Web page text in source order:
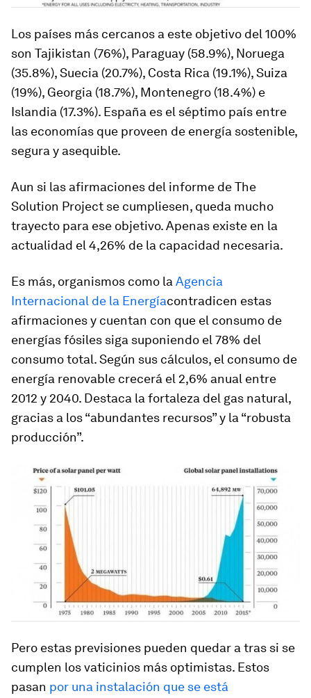
Los países más cercanos a este objetivo del 100%
son Tajikistan (76%), Paraguay (58.9%), Noruega
(35.8%), Suecia (20.7%), Costa Rica (19.1%), Suiza
(19%), Georgia (18.7%), Montenegro (18.4%) e
Islandia (17.3%). España es el séptimo país entre
las economías que proveen de energía sostenible,
segura y asequible.
Aun si las afirmaciones del informe de The
Solution Project se cumpliesen, queda mucho
trayecto para ese objetivo. Apenas existe en la
actualidad el 4,26% de la capacidad necesaria.
Es más, organismos como laAgencia
Internacional de la Energíacontradicen estas
afirmaciones y cuentan con que el consumo de
energías fósiles siga suponiendo el 78% del
consumo total. Según sus cálculos, el consumo de
energía renovable crecerá el 2,6% anual entre
2012 y 2040. Destaca la fortaleza del gas natural,
gracias a los “abundantes recursos” y la “robusta
producción”.
Pero estas previsiones pueden quedar a tras si se
cumplen los vaticinios más optimistas. Estos
pasan por una instalación que se está